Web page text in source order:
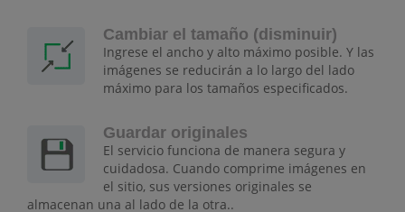
Cambiar el tamaño (disminuir)
Ingrese el ancho y alto máximo posible. Y las
imágenes se reducirán a lo largo del lado
máximo para los tamaños especificados.
Guardar originales
El servicio funciona de manera segura y
cuidadosa. Cuando comprime imágenes en
el sitio, sus versiones originales se
almacenan una al lado de la otra..